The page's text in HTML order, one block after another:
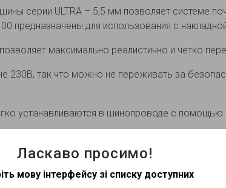
серии ULTRA – 5,5 мм позволяет системе
предназначены для использования с
максимально реалистично и четко
230В, так что можно не переживать за
устанавливаются в шинопроводе с
партии
Ласкаво просимо!
мову інтерфейсу зі списку доступних